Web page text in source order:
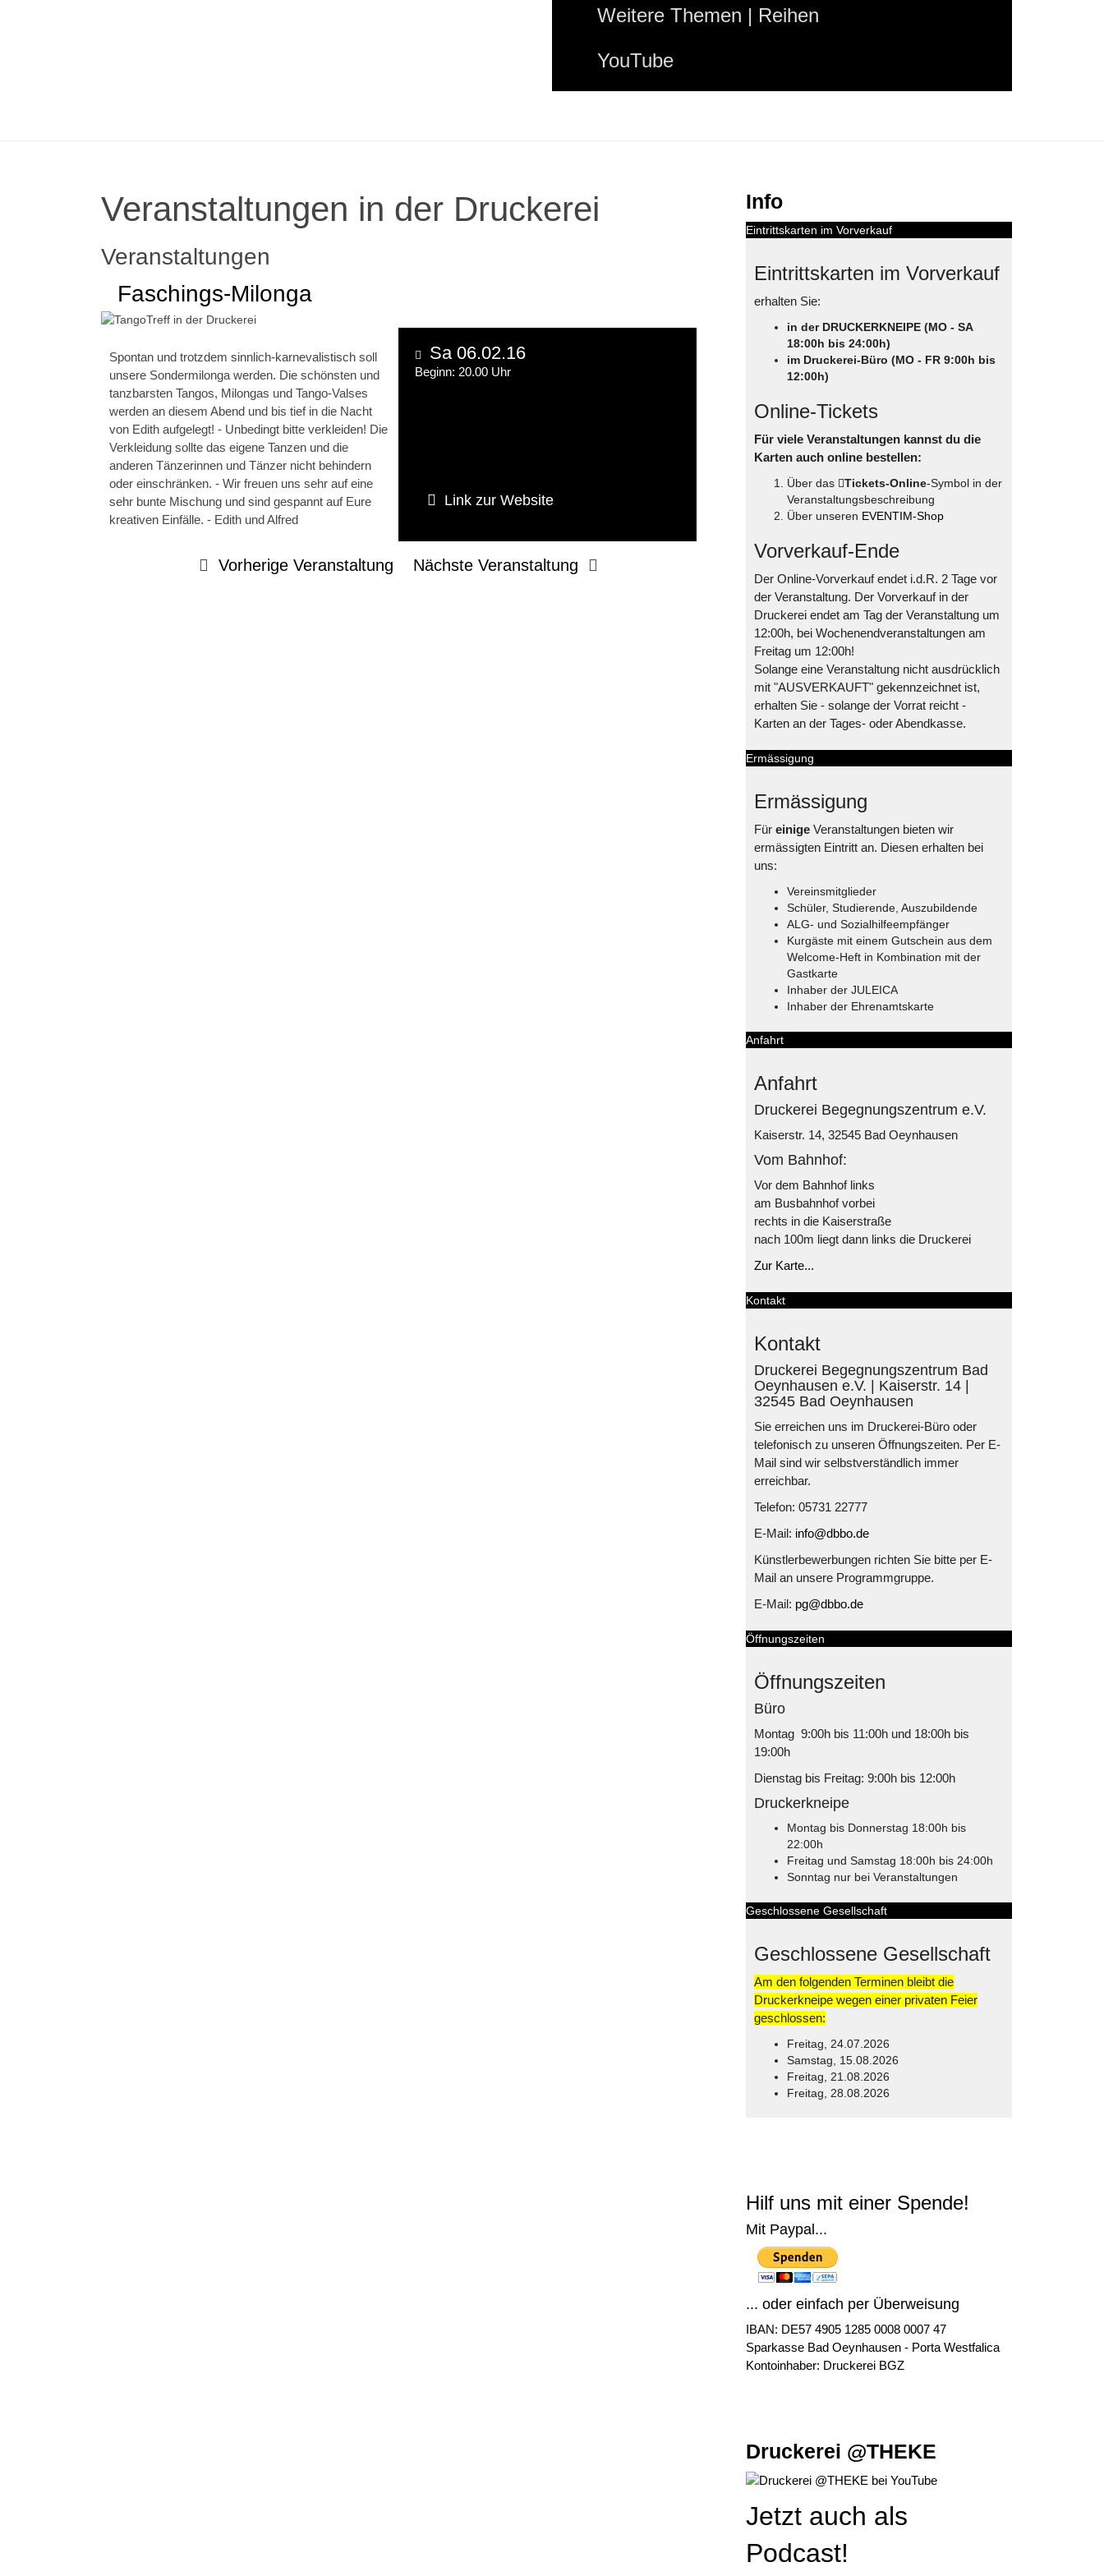
Weitere Themen | Reihen
YouTube
Veranstaltungen in der Druckerei
Veranstaltungen
Faschings-Milonga
Spontan und trotzdem sinnlich-karnevalistisch soll
unsere Sondermilonga werden. Die schönsten und
tanzbarsten Tangos, Milongas und Tango-Valses
werden an diesem Abend und bis tief in die Nacht
von Edith aufgelegt! - Unbedingt bitte verkleiden! Die
Verkleidung sollte das eigene Tanzen und die
anderen Tänzerinnen und Tänzer nicht behindern
oder einschränken. - Wir freuen uns sehr auf eine
sehr bunte Mischung und sind gespannt auf Eure
kreativen Einfälle. - Edith und Alfred
Sa 06.02.16
Beginn: 20.00 Uhr
Link zur Website
Vorherige Veranstaltung Nächste Veranstaltung
Info
Eintrittskarten im Vorverkauf
Eintrittskarten im Vorverkauf
erhalten Sie:
in der DRUCKERKNEIPE (MO - SA
18:00h bis 24:00h)
im Druckerei-Büro (MO - FR 9:00h bis
12:00h)
Online-Tickets
Für viele Veranstaltungen kannst du die
Karten auch online bestellen:
Über das Tickets-Online-Symbol in der
Veranstaltungsbeschreibung
Über unseren EVENTIM-Shop
Vorverkauf-Ende
Der Online-Vorverkauf endet i.d.R. 2 Tage vor
der Veranstaltung. Der Vorverkauf in der
Druckerei endet am Tag der Veranstaltung um
12:00h, bei Wochenendveranstaltungen am
Freitag um 12:00h!
Solange eine Veranstaltung nicht ausdrücklich
mit "AUSVERKAUFT" gekennzeichnet ist,
erhalten Sie - solange der Vorrat reicht -
Karten an der Tages- oder Abendkasse.
Ermässigung
Ermässigung
Für einigeVeranstaltungen bieten wir
ermässigten Eintritt an. Diesen erhalten bei
uns:
Vereinsmitglieder
Schüler, Studierende, Auszubildende
ALG- und Sozialhilfeempfänger
Kurgäste mit einem Gutschein aus dem
Welcome-Heft in Kombination mit der
Gastkarte
Inhaber der JULEICA
Inhaber der Ehrenamtskarte
Anfahrt
Anfahrt
Druckerei Begegnungszentrum e.V.
Kaiserstr. 14, 32545 Bad Oeynhausen
Vom Bahnhof:
Vor dem Bahnhof links
am Busbahnhof vorbei
rechts in die Kaiserstraße
nach 100m liegt dann links die Druckerei
Zur Karte...
Kontakt
Kontakt
Druckerei Begegnungszentrum Bad
Oeynhausen e.V. | Kaiserstr. 14 |
32545 Bad Oeynhausen
Sie erreichen uns im Druckerei-Büro oder
telefonisch zu unseren Öffnungszeiten. Per E-
Mail sind wir selbstverständlich immer
erreichbar.
Telefon: 05731 22777
E-Mail: info@dbbo.de
Künstlerbewerbungen richten Sie bitte per E-
Mail an unsere Programmgruppe.
E-Mail: pg@dbbo.de
Öffnungszeiten
Öffnungszeiten
Büro
Montag 9:00h bis 11:00h und 18:00h bis
19:00h
Dienstag bis Freitag: 9:00h bis 12:00h
Druckerkneipe
Montag bis Donnerstag 18:00h bis
22:00h
Freitag und Samstag 18:00h bis 24:00h
Sonntag nur bei Veranstaltungen
Geschlossene Gesellschaft
Geschlossene Gesellschaft
Am den folgenden Terminen bleibt die
Druckerkneipe wegen einer privaten Feier
geschlossen:
Freitag, 24.07.2026
Samstag, 15.08.2026
Freitag, 21.08.2026
Freitag, 28.08.2026
Hilf uns mit einer Spende!
Mit Paypal...
... oder einfach per Überweisung
IBAN: DE57 4905 1285 0008 0007 47
Sparkasse Bad Oeynhausen - Porta Westfalica
Kontoinhaber: Druckerei BGZ
Druckerei @THEKE
Jetzt auch als
Podcast!